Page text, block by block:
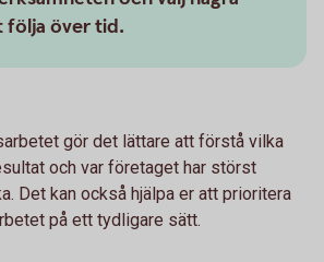
följa över tid.
gör det lättare att förstå vilka
och var företaget har störst
Det kan också hjälpa er att prioritera
på ett tydligare sätt.